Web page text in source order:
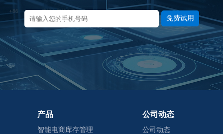
免费试用
产品
智能电商库存管理
公司动态
公司动态